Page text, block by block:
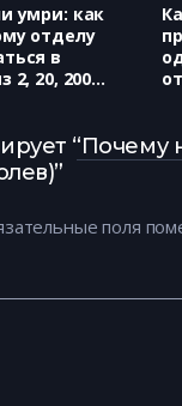
умри: как
отделу
в
2, 20, 200
“Почему
поля